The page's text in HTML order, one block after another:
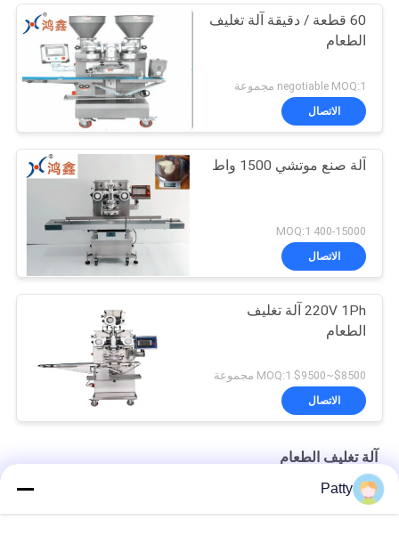
60 قطعة / دقيقة آلة تغليف
الطعام
negotiable MOQ:1 مجموعة
الاتصال
آلة صنع موتشي 1500 واط
400-15000 MOQ:1
الاتصال
220V 1Ph آلة تغليف
الطعام
$8500~$9500 MOQ:1 مجموعة
الاتصال
آلة تغليف الطعام
220V 1Ph آلة تغليف الطعام لكعكة القمر
Patty